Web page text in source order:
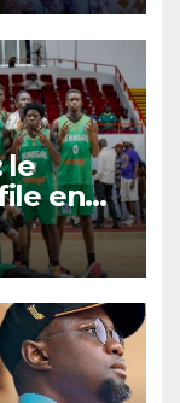
le
en